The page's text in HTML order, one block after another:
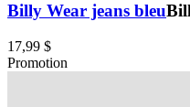
Billy Wear jeans bleu
17,99 $
Promotion